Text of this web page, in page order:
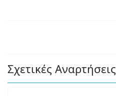
Σχετικές Αναρτήσεις